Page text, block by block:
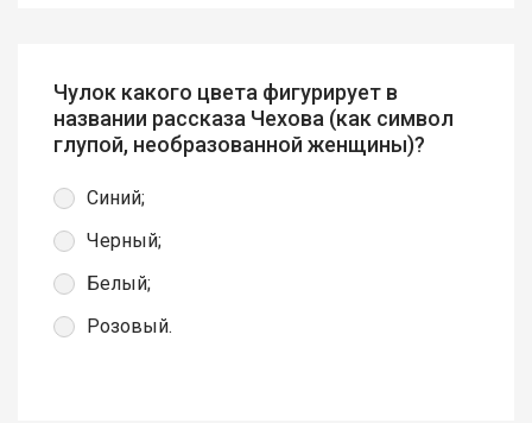
Чулок какого цвета фигурирует в
названии рассказа Чехова (как символ
глупой, необразованной женщины)?
Синий;
Черный;
Белый;
Розовый.